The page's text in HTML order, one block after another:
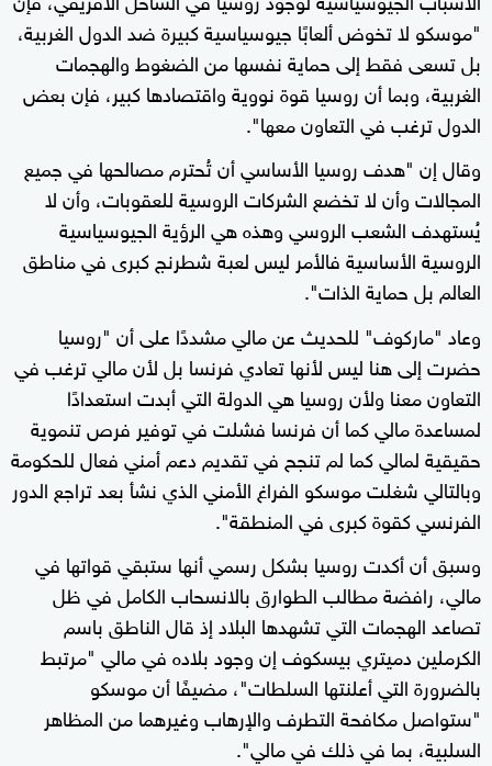
"موسكو لا تخوض ألعابًا جيوسياسية كبيرة ضد الدول الغربية،
بل تسعى فقط إلى حماية نفسها من الضغوط والهجمات
الغربية، وبما أن روسيا قوة نووية واقتصادها كبير، فإن بعض
الدول ترغب في التعاون معها".
وقال إن "هدف روسيا الأساسي أن تُحترم مصالحها في جميع
المجالات وأن لا تخضع الشركات الروسية للعقوبات، وأن لا
يُستهدف الشعب الروسي وهذه هي الرؤية الجيوسياسية
الروسية الأساسية فالأمر ليس لعبة شطرنج كبرى في مناطق
العالم بل حماية الذات".
وعاد "ماركوف" للحديث عن مالي مشددًا على أن "روسيا
حضرت إلى هنا ليس لأنها تعادي فرنسا بل لأن مالي ترغب في
التعاون معنا ولأن روسيا هي الدولة التي أبدت استعدادًا
لمساعدة مالي كما أن فرنسا فشلت في توفير فرص تنموية
حقيقية لمالي كما لم تنجح في تقديم دعم أمني فعال للحكومة
وبالتالي شغلت موسكو الفراغ الأمني الذي نشأ بعد تراجع الدور
الفرنسي كقوة كبرى في المنطقة".
وسبق أن أكدت روسيا بشكل رسمي أنها ستبقي قواتها في
مالي، رافضة مطالب الطوارق بالانسحاب الكامل في ظل
تصاعد الهجمات التي تشهدها البلاد إذ قال الناطق باسم
الكرملين دميتري بيسكوف إن وجود بلاده في مالي "مرتبط
بالضرورة التي أعلنتها السلطات"، مضيفًا أن موسكو
"ستواصل مكافحة التطرف والإرهاب وغيرهما من المظاهر
السلبية، بما في ذلك في مالي".